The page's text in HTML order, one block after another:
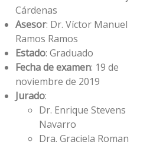
Cárdenas
Asesor: Dr. Víctor Manuel
Ramos Ramos
Estado: Graduado
Fecha de examen: 19 de
noviembre de 2019
Jurado:
Dr. Enrique Stevens
Navarro
Dra. Graciela Roman